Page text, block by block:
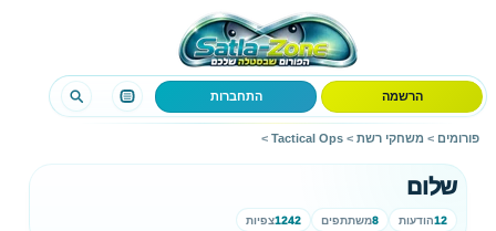
הרשמה התחברות
פורומים > משחקי רשת >
Tactical Ops
>
שלום
12הודעות 8משתתפים 1242צפיות